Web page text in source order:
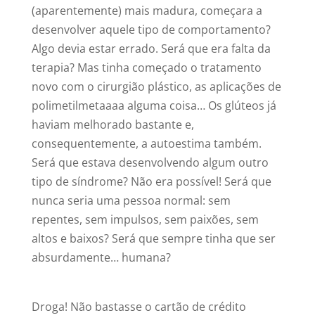
(aparentemente) mais madura, começara a
desenvolver aquele tipo de comportamento?
Algo devia estar errado. Será que era falta da
terapia? Mas tinha começado o tratamento
novo com o cirurgião plástico, as aplicações de
polimetilmetaaaa alguma coisa… Os glúteos já
haviam melhorado bastante e,
consequentemente, a autoestima também.
Será que estava desenvolvendo algum outro
tipo de síndrome? Não era possível! Será que
nunca seria uma pessoa normal: sem
repentes, sem impulsos, sem paixões, sem
altos e baixos? Será que sempre tinha que ser
absurdamente… humana?
Droga! Não bastasse o cartão de crédito